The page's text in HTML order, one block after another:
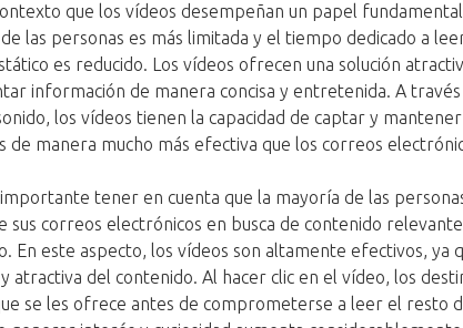
que los vídeos desempeñan un papel
las personas es más limitada y el tiempo dedicado a
es reducido. Los vídeos ofrecen una solución
información de manera concisa y entretenida. A
los vídeos tienen la capacidad de captar y
de manera mucho más efectiva que los correos
tener en cuenta que la mayoría de las
sus correos electrónicos en busca de contenido
En este aspecto, los vídeos son altamente efectivos, ya
atractiva del contenido. Al hacer clic en el vídeo, los
se les ofrece antes de comprometerse a leer el resto